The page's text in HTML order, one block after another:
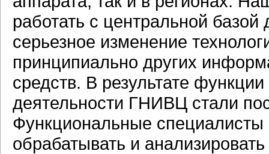
работать с центральной
серьезное изменение
принципиально других
средств. В результате
деятельности ГНИВЦ стали
Функциональные специалисты
обрабатывать и